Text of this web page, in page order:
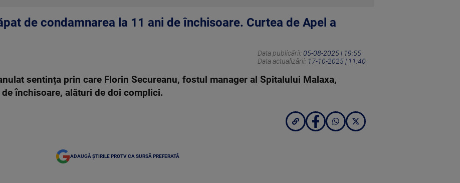
de condamnarea la 11 ani de închisoare. Curtea de Apel a
Data publicării: 05-08-2025 | 19:55
Data actualizării: 17-10-2025 | 11:40
sentința prin care Florin Secureanu, fostul manager al Spitalului Malaxa,
închisoare, alături de doi complici.
ADAUGĂ ȘTIRILE PROTV CA SURSĂ PREFERATĂ